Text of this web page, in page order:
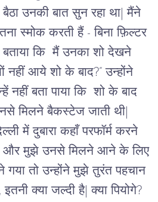
उनकी बात सुन रहा था| मैंने
स्मोक करती हैं - बिना फ़िल्टर
कि मैं उनका शो देखने
नहीं आये शो के बाद?” उन्होंने
नहीं बता पाया कि शो के बाद
मिलने बैकस्टेज जाती थी|
में दुबारा कहाँ परफॉर्म करने
और मुझे उनसे मिलने आने के लिए
तो उन्होंने मुझे तुरंत पहचान
क्या जल्दी है| क्या पियोगे?